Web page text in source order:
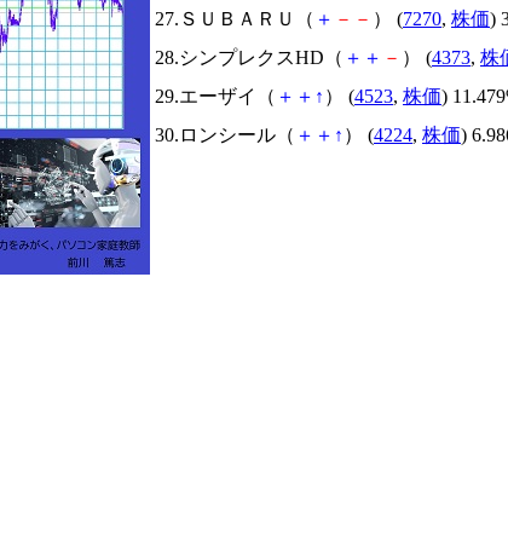
27.ＳＵＢＡＲＵ（ ＋ － － ） (7270, 株価)
28.シンプレクスHD（ ＋ ＋ － ） (4373, 株
29.エーザイ（ ＋ ＋ ↑ ） (4523, 株価)
30.ロンシール（ ＋ ＋ ↑ ） (4224, 株価)